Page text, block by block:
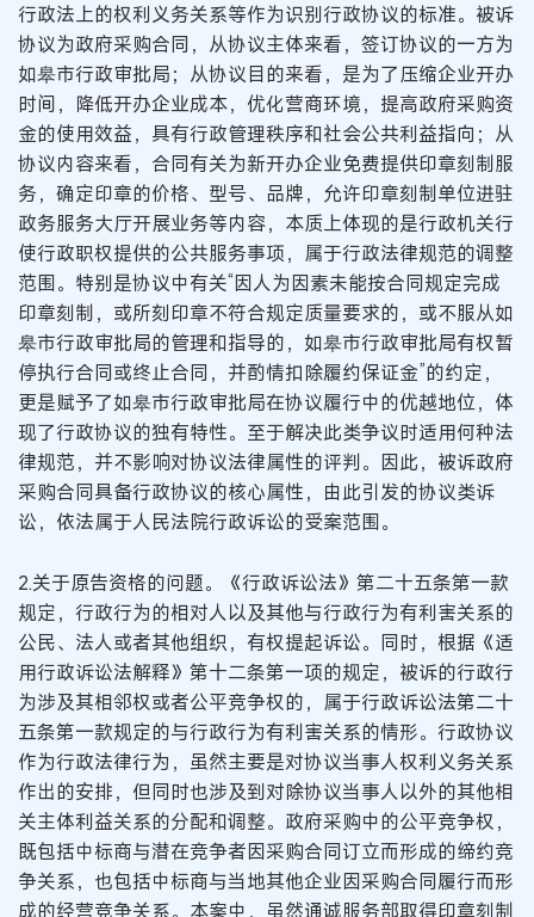
行政法上的权利义务关系等作为识别行政协议的标准。被诉
协议为政府采购合同，从协议主体来看，签订协议的一方为
如皋市行政审批局；从协议目的来看，是为了压缩企业开办
时间，降低开办企业成本，优化营商环境，提高政府采购资
金的使用效益，具有行政管理秩序和社会公共利益指向；从
协议内容来看，合同有关为新开办企业免费提供印章刻制服
务，确定印章的价格、型号、品牌，允许印章刻制单位进驻
政务服务大厅开展业务等内容，本质上体现的是行政机关行
使行政职权提供的公共服务事项，属于行政法律规范的调整
范围。特别是协议中有关“因人为因素未能按合同规定完成
印章刻制，或所刻印章不符合规定质量要求的，或不服从如
皋市行政审批局的管理和指导的，如皋市行政审批局有权暂
停执行合同或终止合同，并酌情扣除履约保证金”的约定，
更是赋予了如皋市行政审批局在协议履行中的优越地位，体
现了行政协议的独有特性。至于解决此类争议时适用何种法
律规范，并不影响对协议法律属性的评判。因此，被诉政府
采购合同具备行政协议的核心属性，由此引发的协议类诉
讼，依法属于人民法院行政诉讼的受案范围。
2.关于原告资格的问题。《行政诉讼法》第二十五条第一款
规定，行政行为的相对人以及其他与行政行为有利害关系的
公民、法人或者其他组织，有权提起诉讼。同时，根据《适
用行政诉讼法解释》第十二条第一项的规定，被诉的行政行
为涉及其相邻权或者公平竞争权的，属于行政诉讼法第二十
五条第一款规定的与行政行为有利害关系的情形。行政协议
作为行政法律行为，虽然主要是对协议当事人权利义务关系
作出的安排，但同时也涉及到对除协议当事人以外的其他相
关主体利益关系的分配和调整。政府采购中的公平竞争权，
既包括中标商与潜在竞争者因采购合同订立而形成的缔约竞
争关系，也包括中标商与当地其他企业因采购合同履行而形
成的经营竞争关系。本案中，虽然通诚服务部取得印章刻制